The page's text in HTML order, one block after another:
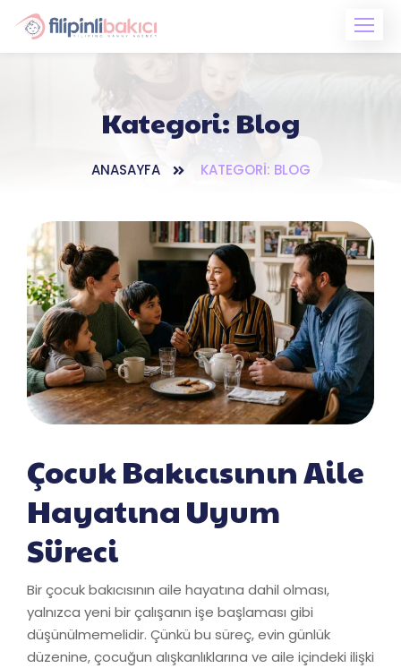
content
Kategori:Blog
ANASAYFA KATEGORI: BLOG
Çocuk Bakıcısının Aile
Hayatına Uyum
Süreci
Bir çocuk bakıcısının aile hayatına dahil olması,
yalnızca yeni bir çalışanın işe başlaması gibi
düşünülmemelidir. Çünkü bu süreç, evin günlük
düzenine, çocuğun alışkanlıklarına ve aile içindeki ilişki